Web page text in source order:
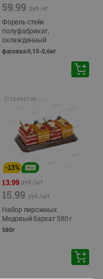
59.99 руб./кг
Форель стейк
полуфабрикат,
охлажденный
фасовка:0,15-0,6кг
🕘 12:00-21:00
-13%
13.99 руб./шт
15.99 руб./шт
Набор пирожных
Медовый бархат 580 г
580г